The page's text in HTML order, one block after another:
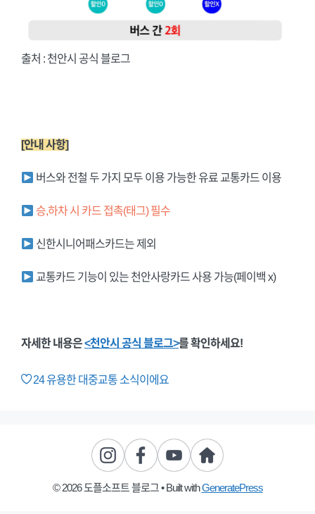
출처 : 천안시 공식 블로그
[안내 사항]
버스와 전철 두 가지 모두 이용 가능한 유료 교통카드 이용
승,하차 시 카드 접촉(태그) 필수
신한시니어패스카드는 제외
교통카드 기능이 있는 천안사랑카드 사용 가능(페이백 x)
자세한 내용은<천안시 공식 블로그>를 확인하세요!
24유용한 대중교통 소식이에요
© 2026 도플소프트 블로그• Built withGeneratePress